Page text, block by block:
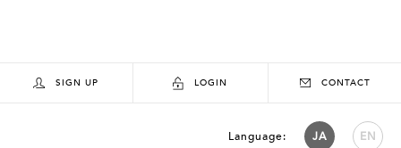
SIGN UP LOGIN CONTACT
Language: JA EN